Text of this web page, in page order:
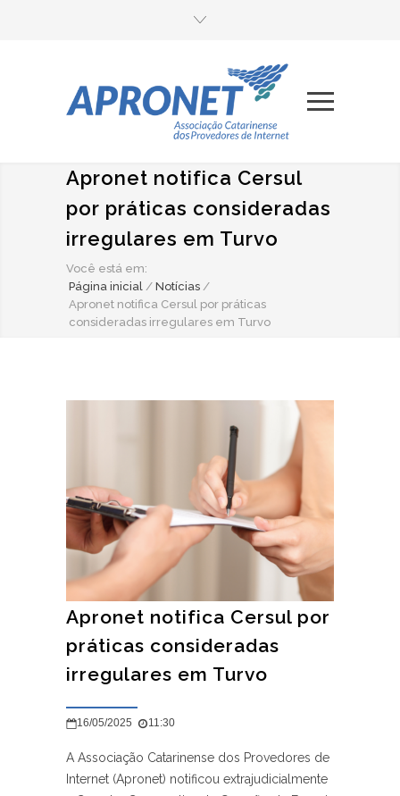
Apronet notifica Cersul
por práticas consideradas
irregulares em Turvo
Você está em:
Página inicial / Notícias /
Apronet notifica Cersul por práticas
consideradas irregulares em Turvo
Apronet notifica Cersul por
práticas consideradas
irregulares em Turvo
16/05/2025 11:30
A Associação Catarinense dos Provedores de
Internet (Apronet) notificou extrajudicialmente